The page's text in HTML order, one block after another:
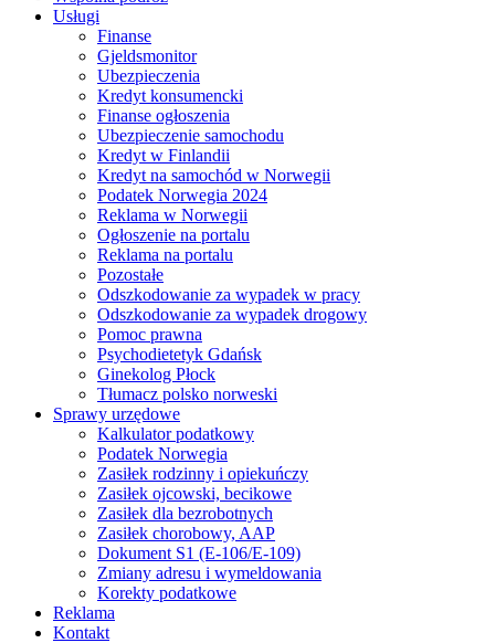
Usługi
Finanse
Gjeldsmonitor
Ubezpieczenia
Kredyt konsumencki
Finanse ogłoszenia
Ubezpieczenie samochodu
Kredyt w Finlandii
Kredyt na samochód w Norwegii
Podatek Norwegia 2024
Reklama w Norwegii
Ogłoszenie na portalu
Reklama na portalu
Pozostałe
Odszkodowanie za wypadek w pracy
Odszkodowanie za wypadek drogowy
Pomoc prawna
Psychodietetyk Gdańsk
Ginekolog Płock
Tłumacz polsko norweski
Sprawy urzędowe
Kalkulator podatkowy
Podatek Norwegia
Zasiłek rodzinny i opiekuńczy
Zasiłek ojcowski, becikowe
Zasiłek dla bezrobotnych
Zasiłek chorobowy, AAP
Dokument S1 (E-106/E-109)
Zmiany adresu i wymeldowania
Korekty podatkowe
Reklama
Kontakt